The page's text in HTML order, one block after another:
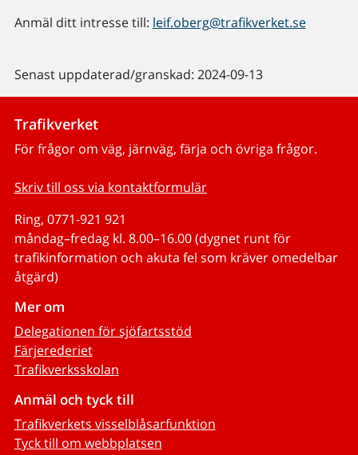
Anmäl ditt intresse till: leif.oberg@trafikverket.se
Senast uppdaterad/granskad: 2024-09-13
Trafikverket
För frågor om väg, järnväg, färja och övriga frågor.
Skriv till oss via kontaktformulär
Ring, 0771-921 921
måndag–fredag kl. 8.00–16.00 (dygnet runt för
trafikinformation och akuta fel som kräver omedelbar
åtgärd)
Mer om
Delegationen för sjöfartsstöd
Färjerederiet
Trafikverksskolan
Anmäl och tyck till
Trafikverkets visselblåsarfunktion
Tyck till om webbplatsen